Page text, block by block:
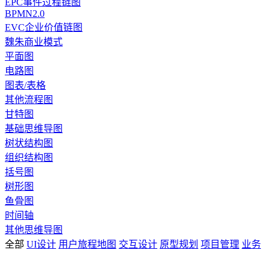
EPC事件过程链图
BPMN2.0
EVC企业价值链图
魏朱商业模式
平面图
电路图
图表/表格
其他流程图
甘特图
基础思维导图
树状结构图
组织结构图
括号图
树形图
鱼骨图
时间轴
其他思维导图
全部 UI设计 用户旅程地图 交互设计 原型规划 项目管理 业务